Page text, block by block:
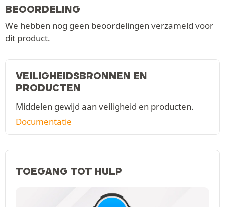
BEOORDELING
We hebben nog geen beoordelingen verzameld voor
dit product.
VEILIGHEIDSBRONNEN EN
PRODUCTEN
Middelen gewijd aan veiligheid en producten.
Documentatie
TOEGANG TOT HULP